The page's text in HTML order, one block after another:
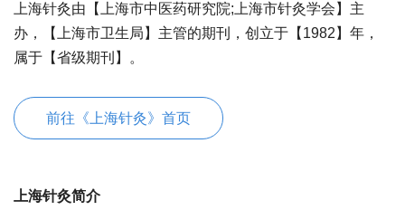
上海针灸由【上海市中医药研究院;上海市针灸学会】主
办，【上海市卫生局】主管的期刊，创立于【1982】年，
属于【省级期刊】。
前往《上海针灸》首页
上海针灸简介